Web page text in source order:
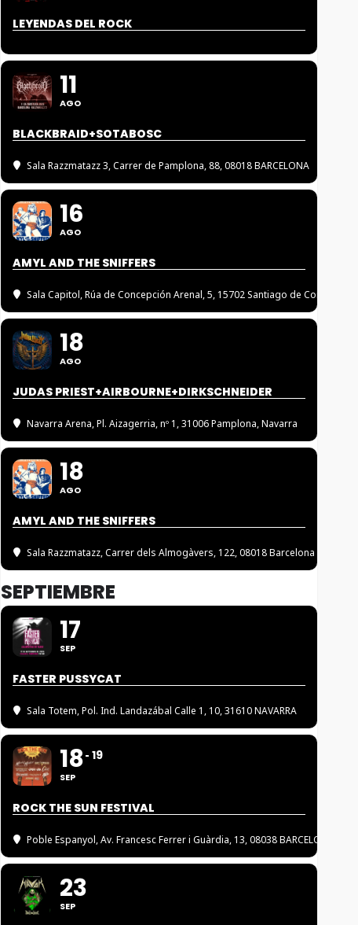
LEYENDAS DEL ROCK
11
AGO
BLACKBRAID+SOTABOSC
Sala Razzmatazz 3, Carrer de Pamplona, 88, 08018 BARCELONA
16
AGO
AMYL AND THE SNIFFERS
Sala Capitol, Rúa de Concepción Arenal, 5, 15702 Santiago de
18
AGO
JUDAS PRIEST+AIRBOURNE+DIRKSCHNEIDER
Navarra Arena, Pl. Aizagerria, nº 1, 31006 Pamplona, Navarra
18
AGO
AMYL AND THE SNIFFERS
Sala Razzmatazz, Carrer dels Almogàvers, 122, 08018 Barcelona
SEPTIEMBRE
17
SEP
FASTER PUSSYCAT
Sala Totem, Pol. Ind. Landazábal Calle 1, 10, 31610 NAVARRA
18
SEP
19
ROCK THE SUN FESTIVAL
Poble Espanyol, Av. Francesc Ferrer i Guàrdia, 13, 08038 BARCELONA
23
SEP